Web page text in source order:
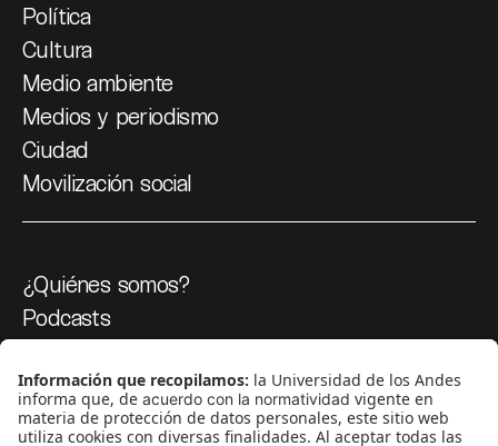
Política
Cultura
Medio ambiente
Medios y periodismo
Ciudad
Movilización social
¿Quiénes somos?
Podcasts
Proyectos 070